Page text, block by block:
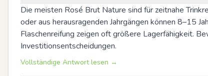
Die meisten Rosé Brut Nature sind für zeitnahe
oder aus herausragenden Jahrgängen können 8–15
Flaschenreifung zeigen oft größere Lagerfähigkeit.
Investitionsentscheidungen.
Vollständige Antwort lesen →